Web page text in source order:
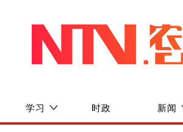
学习 时政 新闻